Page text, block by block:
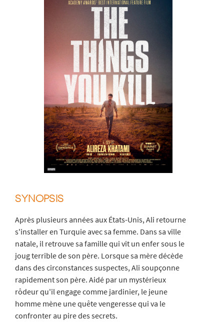
SYNOPSIS
Après plusieurs années aux États-Unis, Ali retourne
s'installer en Turquie avec sa femme. Dans sa ville
natale, il retrouve sa famille qui vit un enfer sous le
joug terrible de son père. Lorsque sa mère décède
dans des circonstances suspectes, Ali soupçonne
rapidement son père. Aidé par un mystérieux
rôdeur qu'il engage comme jardinier, le jeune
homme mène une quête vengeresse qui va le
confronter au pire des secrets.